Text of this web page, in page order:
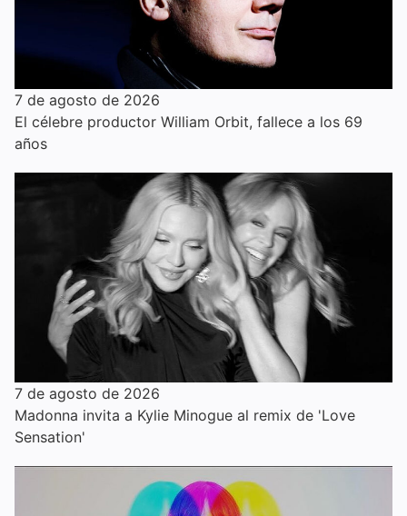
7 de agosto de 2026
El célebre productor William Orbit, fallece a los 69
años
7 de agosto de 2026
Madonna invita a Kylie Minogue al remix de 'Love
Sensation'